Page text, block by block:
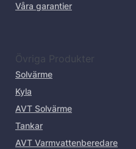
Våra garantier
Övriga Produkter
Solvärme
Kyla
AVT Solvärme
Tankar
AVT Varmvattenberedare